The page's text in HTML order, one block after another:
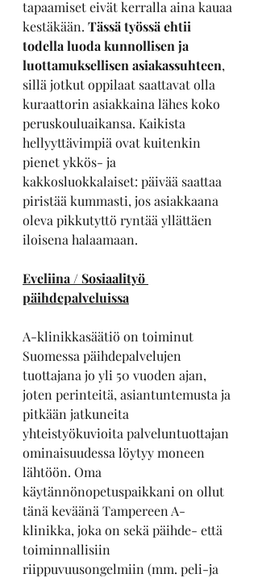
tapaamiset eivät kerralla aina kauaa
kestäkään. Tässä työssä ehtii
todella luoda kunnollisen ja
luottamuksellisen asiakassuhteen,
sillä jotkut oppilaat saattavat olla
kuraattorin asiakkaina lähes koko
peruskouluaikansa. Kaikista
hellyyttävimpiä ovat kuitenkin
pienet ykkös- ja
kakkosluokkalaiset: päivää saattaa
piristää kummasti, jos asiakkaana
oleva pikkutyttö ryntää yllättäen
iloisena halaamaan.
Eveliina / Sosiaalityö
päihdepalveluissa
A-klinikkasäätiö on toiminut
Suomessa päihdepalvelujen
tuottajana jo yli 50 vuoden ajan,
joten perinteitä, asiantuntemusta ja
pitkään jatkuneita
yhteistyökuvioita palveluntuottajan
ominaisuudessa löytyy moneen
lähtöön. Oma
käytännönopetuspaikkani on ollut
tänä keväänä Tampereen A-
klinikka, joka on sekä päihde- että
toiminnallisiin
riippuvuusongelmiin (mm. peli-ja